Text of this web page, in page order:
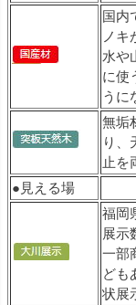
国内
ノキ
水や
に使
うに
無垢
り、
止を
●見える場
福岡
展示
一部
ども
状展